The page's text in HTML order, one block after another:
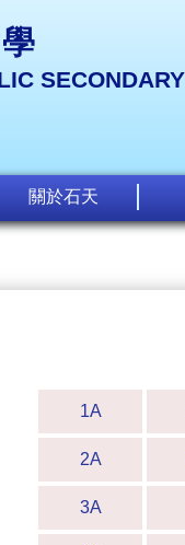
關於石天
1A
2A
3A